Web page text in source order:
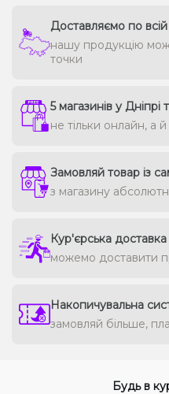
Доставляємо по всій
нашу продукцію
точки
5 магазинів у Дніпрі
не тільки онлайн, а
Замовляй товар із
з магазину
Кур'єрська
можемо доставити
Накопичувальна
замовляй більше,
Будь в